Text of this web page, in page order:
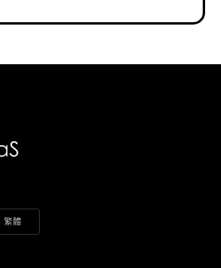
繁體